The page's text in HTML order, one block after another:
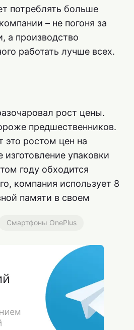
потреблять больше
– не погоня за
а производство
работать лучше всех.
рост цены.
предшественников.
это ростом цен на
упаковки
году обходится
компания использует 8
памяти в своем
Смартфоны OnePlus